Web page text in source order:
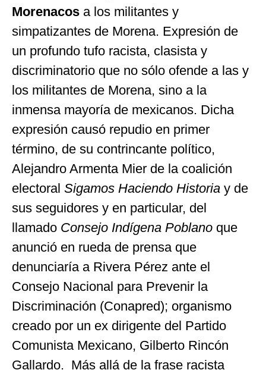
Morenacos a los militantes y
simpatizantes de Morena. Expresión de
un profundo tufo racista, clasista y
discriminatorio que no sólo ofende a las y
los militantes de Morena, sino a la
inmensa mayoría de mexicanos. Dicha
expresión causó repudio en primer
término, de su contrincante político,
Alejandro Armenta Mier de la coalición
electoral Sigamos Haciendo Historia y de
sus seguidores y en particular, del
llamado Consejo Indígena Poblano que
anunció en rueda de prensa que
denunciaría a Rivera Pérez ante el
Consejo Nacional para Prevenir la
Discriminación (Conapred); organismo
creado por un ex dirigente del Partido
Comunista Mexicano, Gilberto Rincón
Gallardo. Más allá de la frase racista